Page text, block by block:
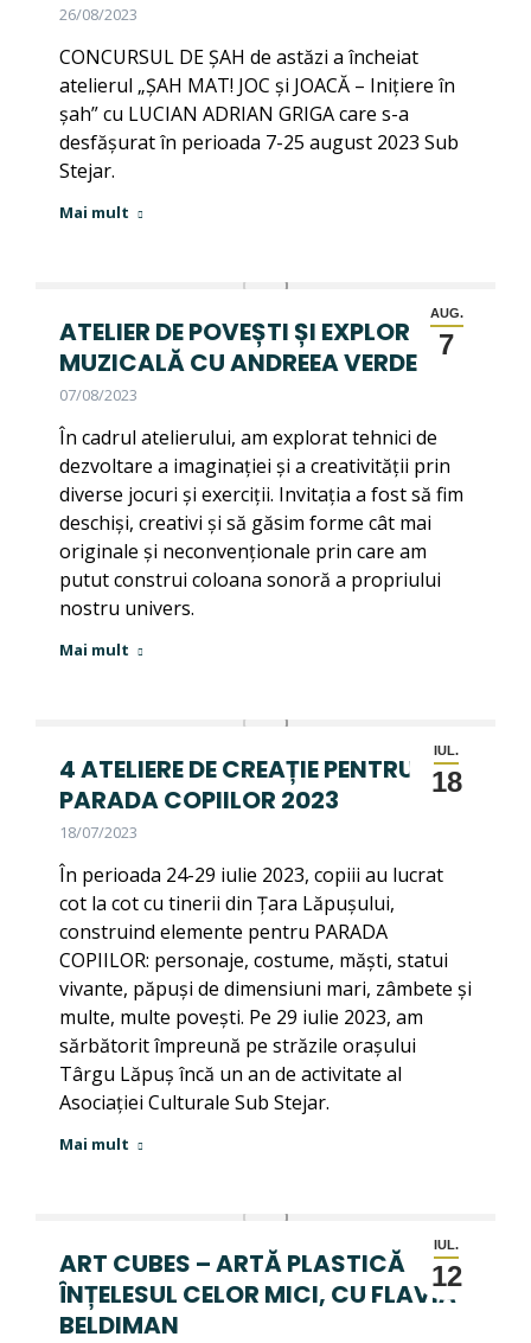
26/08/2023
CONCURSUL DE ȘAH de astăzi a încheiat
atelierul „ȘAH MAT! JOC și JOACĂ – Inițiere în
șah” cu LUCIAN ADRIAN GRIGA care s-a
desfășurat în perioada 7-25 august 2023 Sub
Stejar.
Mai mult
AUG.
7
ATELIER DE POVEȘTI ȘI EXPLORARE
MUZICALĂ CU ANDREEA VERDE
07/08/2023
În cadrul atelierului, am explorat tehnici de
dezvoltare a imaginației și a creativității prin
diverse jocuri și exerciții. Invitația a fost să fim
deschiși, creativi și să găsim forme cât mai
originale și neconvenționale prin care am
putut construi coloana sonoră a propriului
nostru univers.
Mai mult
IUL.
18
4 ATELIERE DE CREAȚIE PENTRU
PARADA COPIILOR 2023
18/07/2023
În perioada 24-29 iulie 2023, copiii au lucrat
cot la cot cu tinerii din Țara Lăpușului,
construind elemente pentru PARADA
COPIILOR: personaje, costume, măști, statui
vivante, păpuși de dimensiuni mari, zâmbete și
multe, multe povești. Pe 29 iulie 2023, am
sărbătorit împreună pe străzile orașului
Târgu Lăpuș încă un an de activitate al
Asociației Culturale Sub Stejar.
Mai mult
IUL.
12
ART CUBES – ARTĂ PLASTICĂ PE
ÎNȚELESUL CELOR MICI, CU FLAVIA
BELDIMAN